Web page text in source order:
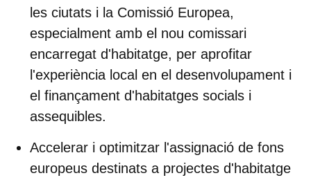
les ciutats i la Comissió Europea,
especialment amb el nou comissari
encarregat d'habitatge, per aprofitar
l'experiència local en el desenvolupament i
el finançament d'habitatges socials i
assequibles.
Accelerar i optimitzar l'assignació de fons
europeus destinats a projectes d'habitatge